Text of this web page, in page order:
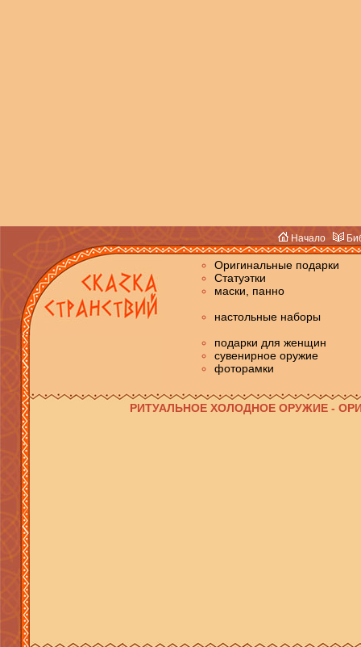
Начало
Оригинальные подарки
Статуэтки
маски, панно
настольные наборы
подарки для женщин
сувенирное оружие
фоторамки
РИТУАЛЬНОЕ ХОЛОДНОЕ ОРУЖИЕ -